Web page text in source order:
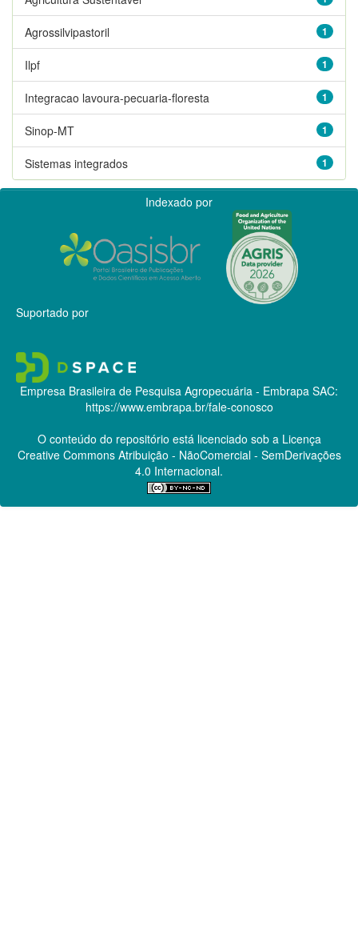
1
Agrossilvipastoril
1
Ilpf
1
Integracao lavoura-pecuaria-floresta
1
Sinop-MT
1
Sistemas integrados
Indexado por
Suportado por
Empresa Brasileira de Pesquisa Agropecuária - Embrapa SAC:
https://www.embrapa.br/fale-conosco
O conteúdo do repositório está licenciado sob a Licença
Creative CommonsAtribuição - NãoComercial - SemDerivações
4.0 Internacional.